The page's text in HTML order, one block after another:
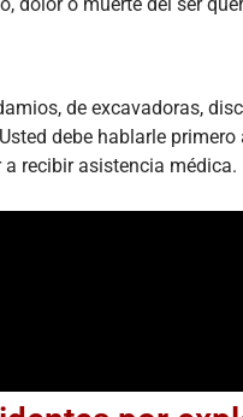
de excavadoras,
debe hablarle
recibir asistencia médica.